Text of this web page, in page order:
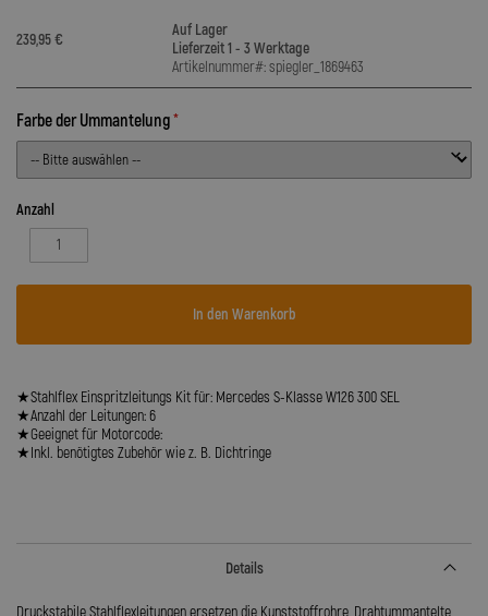
239,95 €
Auf Lager
Lieferzeit 1 - 3 Werktage
Artikelnummer#: spiegler_1869463
Farbe der Ummantelung
Anzahl
In den Warenkorb
★Stahlflex Einspritzleitungs Kit für: Mercedes S-Klasse W126 300 SEL
★Anzahl der Leitungen: 6
★Geeignet für Motorcode:
★Inkl. benötigtes Zubehör wie z. B. Dichtringe
Details
Druckstabile Stahlflexleitungen ersetzen die Kunststoffrohre, Drahtummantelte